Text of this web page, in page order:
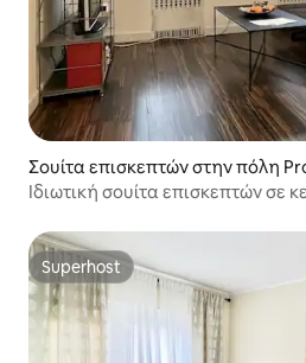
Σουίτα επισκεπτών στην πόλη
hts
Ιδιωτική σουίτα επισκεπτών σε
Superhost
Superhost